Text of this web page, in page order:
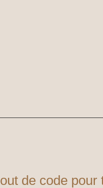
de code pour